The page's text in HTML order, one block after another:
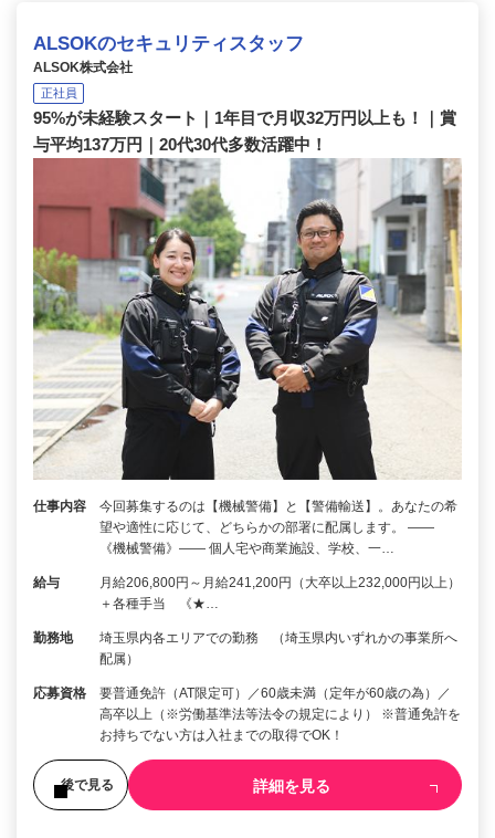
ALSOKのセキュリティスタッフ
ALSOK株式会社
正社員
95%が未経験スタート｜1年目で月収32万円以上も！｜賞
与平均137万円｜20代30代多数活躍中！
仕事内容
今回募集するのは【機械警備】と【警備輸送】。あなたの希
望や適性に応じて、どちらかの部署に配属します。 ――
《機械警備》―― 個人宅や商業施設、学校、一…
給与
月給206,800円～月給241,200円（大卒以上232,000円以上）
＋各種手当 《★…
勤務地
埼玉県内各エリアでの勤務 （埼玉県内いずれかの事業所へ
配属）
応募資格
要普通免許（AT限定可）／60歳未満（定年が60歳の為）／
高卒以上（※労働基準法等法令の規定により） ※普通免許を
お持ちでない方は入社までの取得でOK！
後で見る 詳細を見る